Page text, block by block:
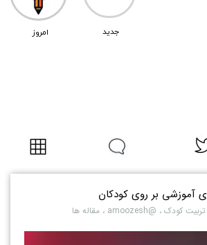
​جدید امروز
آموزشی بر روی کودکان
کودک ، @amoozesh ، مقاله ها